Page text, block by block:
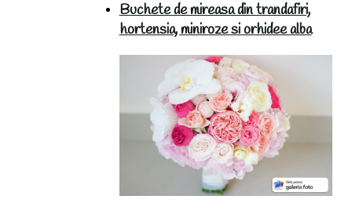
Buchete de mireasa din trandafiri,
hortensia, miniroze si orhidee alba